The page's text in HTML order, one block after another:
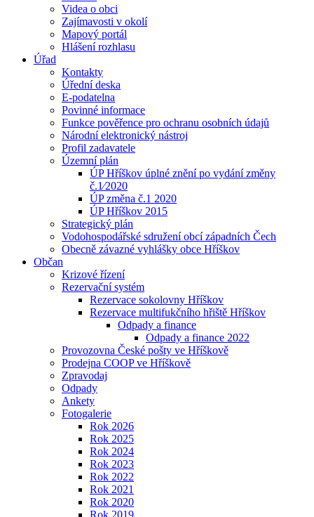
Videa o obci
Zajímavosti v okolí
Mapový portál
Hlášení rozhlasu
Úřad
Kontakty
Úřední deska
E-podatelna
Povinné informace
Funkce pověřence pro ochranu osobních údajů
Národní elektronický nástroj
Profil zadavatele
Územní plán
ÚP Hříškov úplné znění po vydání změny
č.1⁄2020
ÚP změna č.1 2020
ÚP Hříškov 2015
Strategický plán
Vodohospodářské sdružení obcí západních Čech
Obecně závazné vyhlášky obce Hříškov
Občan
Krizové řízení
Rezervační systém
Rezervace sokolovny Hříškov
Rezervace multifukčního hřiště Hříškov
Odpady a finance
Odpady a finance 2022
Provozovna České pošty ve Hříškově
Prodejna COOP ve Hříškově
Zpravodaj
Odpady
Ankety
Fotogalerie
Rok 2026
Rok 2025
Rok 2024
Rok 2023
Rok 2022
Rok 2021
Rok 2020
Rok 2019